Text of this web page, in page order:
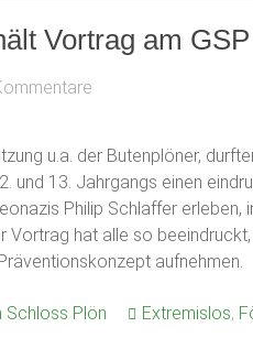
Vortrag am GSP
u.a. der Butenplöner,
und 13. Jahrgangs einen
Philip Schlaffer erleben,
Vortrag hat alle so
aufnehmen.
Schloss Plön Extremislos,